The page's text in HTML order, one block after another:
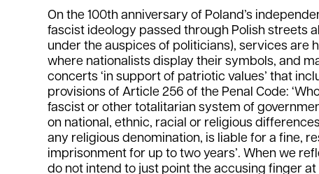
On the 100th anniversary of Poland’s
fascist ideology passed through Polish streets
under the auspices of politicians), services are
where nationalists display their symbols, and
concerts ‘in support of patriotic values’ that
provisions of Article 256 of the Penal Code:
fascist or other totalitarian system of
on national, ethnic, racial or religious
any religious denomination, is liable for a fine,
imprisonment for up to two years’. When we
do not intend to just point the accusing finger